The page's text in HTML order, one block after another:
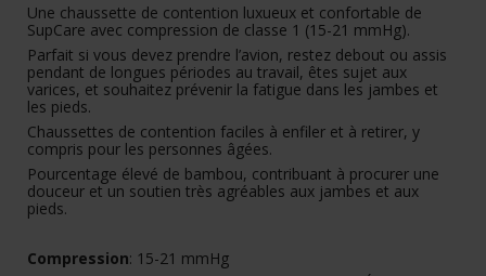
Une chaussette de contention luxueux et confortable de
SupCare avec compression de classe 1 (15-21 mmHg).
Parfait si vous devez prendre l’avion, restez debout ou assis
pendant de longues périodes au travail, êtes sujet aux
varices, et souhaitez prévenir la fatigue dans les jambes et
les pieds.
Chaussettes de contention faciles à enfiler et à retirer, y
compris pour les personnes âgées.
Pourcentage élevé de bambou, contribuant à procurer une
douceur et un soutien très agréables aux jambes et aux
pieds.
Compression: 15-21 mmHg